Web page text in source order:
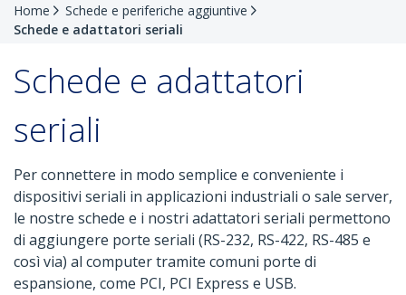
Home
Schede e periferiche aggiuntive
Schede e adattatori seriali
Schede e adattatori
seriali
Per connettere in modo semplice e conveniente i
dispositivi seriali in applicazioni industriali o sale server,
le nostre schede e i nostri adattatori seriali permettono
di aggiungere porte seriali (RS-232, RS-422, RS-485 e
così via) al computer tramite comuni porte di
espansione, come PCI, PCI Express e USB.